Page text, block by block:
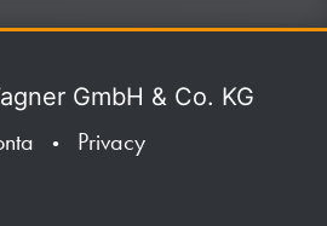
GmbH & Co. KG
• Privacy